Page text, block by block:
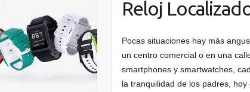
Reloj
Pocas situaciones hay más
un centro comercial o en una
smartphones y smartwatches,
la tranquilidad de los padres,